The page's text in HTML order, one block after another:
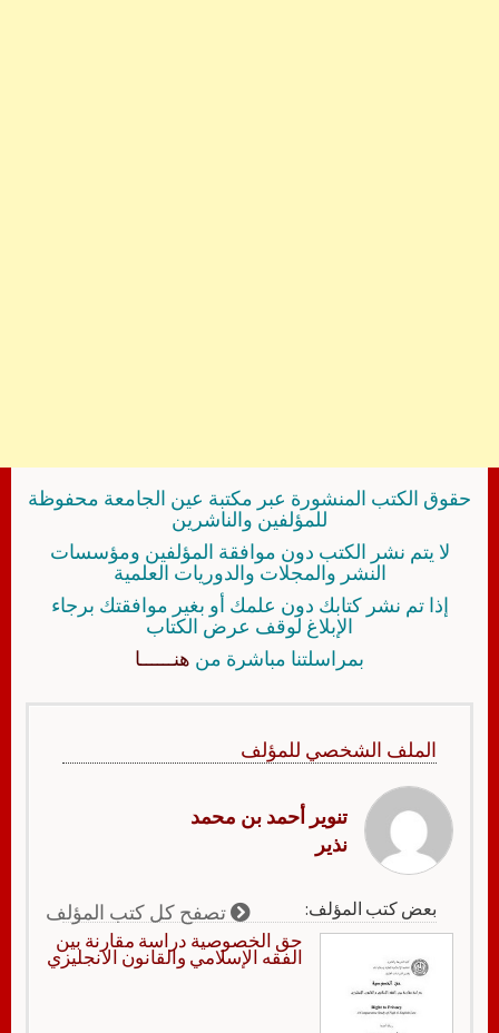
حقوق الكتب المنشورة عبر مكتبة عين الجامعة محفوظة
للمؤلفين والناشرين
لا يتم نشر الكتب دون موافقة المؤلفين ومؤسسات
النشر والمجلات والدوريات العلمية
إذا تم نشر كتابك دون علمك أو بغير موافقتك برجاء
الإبلاغ لوقف عرض الكتاب
بمراسلتنا مباشرة من هنــــــا
الملف الشخصي للمؤلف
تنوير أحمد بن محمد
نذير
بعض كتب المؤلف: تصفح كل كتب المؤلف
حق الخصوصية دراسة مقارنة بين
الفقه الإسلامي والقانون الانجليزي